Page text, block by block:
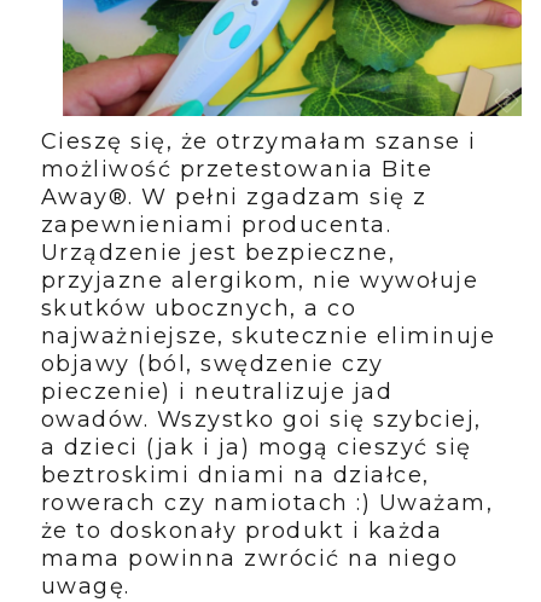
Cieszę się, że otrzymałam szanse i
możliwość przetestowania Bite
Away®. W pełni zgadzam się z
zapewnieniami producenta.
Urządzenie jest bezpieczne,
przyjazne alergikom, nie wywołuje
skutków ubocznych, a co
najważniejsze, skutecznie eliminuje
objawy (ból, swędzenie czy
pieczenie) i neutralizuje jad
owadów. Wszystko goi się szybciej,
a dzieci (jak i ja) mogą cieszyć się
beztroskimi dniami na działce,
rowerach czy namiotach :) Uważam,
że to doskonały produkt i każda
mama powinna zwrócić na niego
uwagę.